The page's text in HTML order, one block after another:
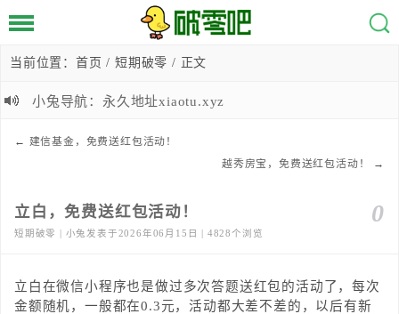
当前位置： 首页 /短期破零 / 正文
小兔导航：永久地址xiaotu.xyz
← 建信基金，免费送红包活动！
越秀房宝，免费送红包活动！
→
0
立白，免费送红包活动！
短期破零 | 小兔发表于2026年06月15日 | 4828个浏览
立白在微信小程序也是做过多次答题送红包的活动了，每次
金额随机，一般都在0.3元，活动都大差不差的，以后有新